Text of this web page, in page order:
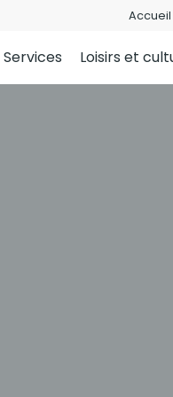
Accueil
Services Loisirs et